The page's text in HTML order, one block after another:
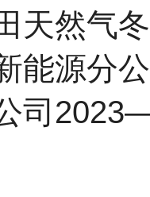
天然气
能源分
司